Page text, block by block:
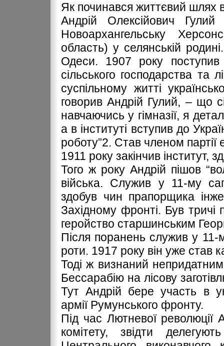
Як починався життєвий шлях
Андрій Олексійович
Новоархангельську
область) у селянській
Одеси. 1907 року поступив
сільського господарства та
суспільному житті
говорив Андрій Гулий, – що
навчаючись у гімназії, я
а в інституті вступив до
роботу”2. Став членом партії
1911 року закінчив інститут,
Того ж року Андрій пішов
війська. Служив у 11-му
здобув чин прапорщика
Західному фронті. Був тричі
геройство старшинським
Після поранень служив у 11-
роти. 1917 року він уже став
Тоді ж визнаний
Бессарабію на лісову
Тут Андрій бере участь в
армії Румунського фронту.
Під час Лютневої революції
комітету, звідти